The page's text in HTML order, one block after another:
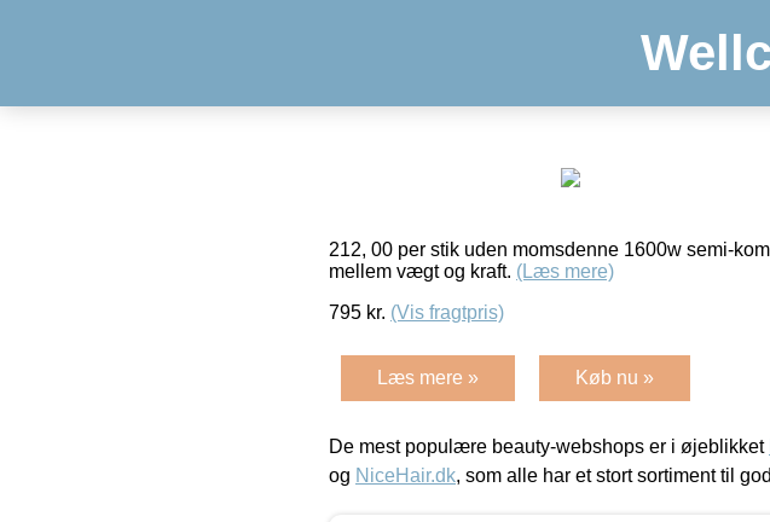
212, 00 per stik uden momsdenne 1600w semi-
mellem vægt og kraft. (Læs mere)
795 kr. (Vis fragtpris)
Læs mere » Køb nu »
De mest populære beauty-webshops er i øjeblikket
og NiceHair.dk, som alle har et stort sortiment til